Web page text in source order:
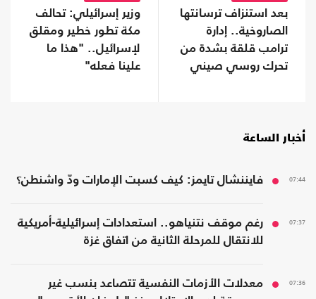
بعد استنزاف ترسانتها
الصاروخية.. إدارة
ترامب قلقة بشدة من
تحرك روسي صيني
وزير إسرائيلي: تحالف
مكة تطور خطير ومقلق
لإسرائيل.. "هذا ما
علينا فعله"
أخبار الساعة
07:44 فايننشال تايمز: كيف كسبت الإمارات ودّ واشنطن؟
07:37
رغم موقف نتنياهو.. استعدادات إسرائيلية-أمريكية
للانتقال للمرحلة الثانية من اتفاق غزة
07:36
معدلات الأزمات النفسية تتصاعد بنسب غير